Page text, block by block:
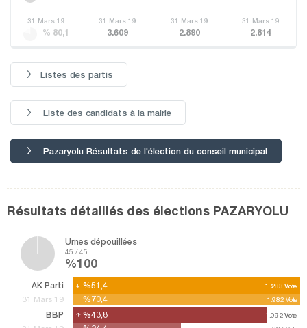
31 Mars 19
% 80,1
31 Mars 19
3.609
31 Mars 19
2.890
31 Mars 19
2.814
Listes des partis
Liste des candidats à la mairie
Pazaryolu Résultats de l'élection du conseil municipal
Résultats détaillés des élections PAZARYOLU
Urnes dépouillées
45 / 45
%100
AK Parti
BBP
%51,4 1.283 Vote
%43,8 1.092 Vote
%51,4 1.283 Vote
%43,8 1.092 Vote
31 Mars 19 %70,4 1.982 Vote
%70,4 1.982 Vote